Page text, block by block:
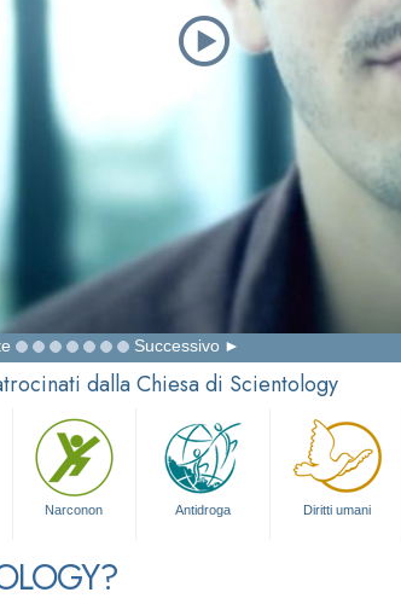
Successivo
dalla Chiesa di Scientology
Narconon Antidroga Diritti umani